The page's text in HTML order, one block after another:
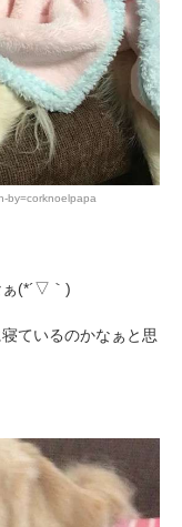
by=corknoelpapa
ぁ(*´▽｀)
ているのかなぁと思